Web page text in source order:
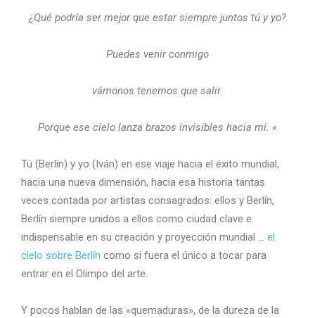
¿Qué podría ser mejor que estar siempre juntos tú y yo?
Puedes venir conmigo
vámonos tenemos que salir.
Porque ese cielo lanza brazos invisibles hacia mi. «
Tú (Berlín) y yo (Iván) en ese viaje hacia el éxito mundial,
hacia una nueva dimensión, hacia esa historia tantas
veces contada por artistas consagrados: ellos y Berlín,
Berlín siempre unidos a ellos como ciudad clave e
indispensable en su creación y proyección mundial … el
cielo sobre Berlín como si fuera el único a tocar para
entrar en el Olimpo del arte.
Y pocos hablan de las «quemaduras», de la dureza de la